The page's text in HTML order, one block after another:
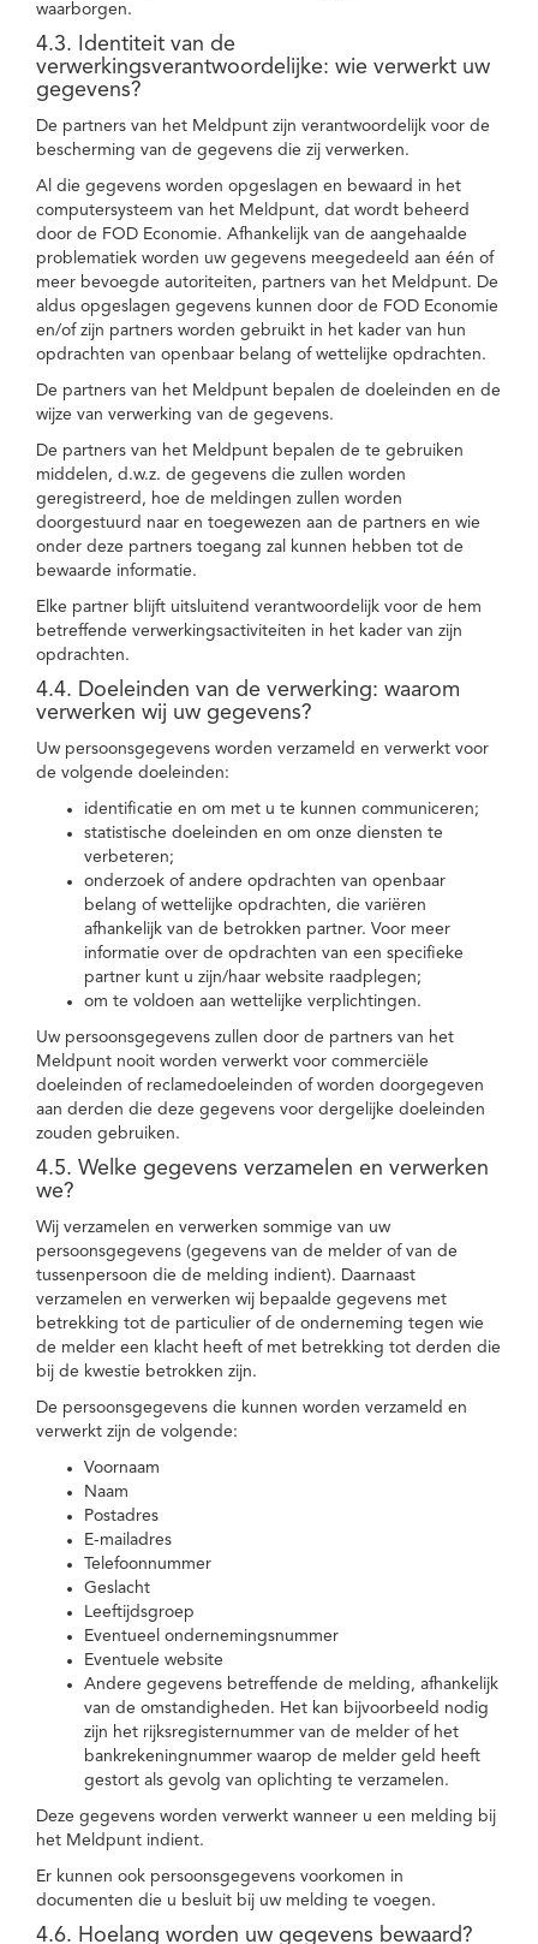
waarborgen.
4.3. Identiteit van de
verwerkingsverantwoordelijke: wie verwerkt uw
gegevens?
De partners van het Meldpunt zijn verantwoordelijk voor de
bescherming van de gegevens die zij verwerken.
Al die gegevens worden opgeslagen en bewaard in het
computersysteem van het Meldpunt, dat wordt beheerd
door de FOD Economie. Afhankelijk van de aangehaalde
problematiek worden uw gegevens meegedeeld aan één of
meer bevoegde autoriteiten, partners van het Meldpunt. De
aldus opgeslagen gegevens kunnen door de FOD Economie
en/of zijn partners worden gebruikt in het kader van hun
opdrachten van openbaar belang of wettelijke opdrachten.
De partners van het Meldpunt bepalen de doeleinden en de
wijze van verwerking van de gegevens.
De partners van het Meldpunt bepalen de te gebruiken
middelen, d.w.z. de gegevens die zullen worden
geregistreerd, hoe de meldingen zullen worden
doorgestuurd naar en toegewezen aan de partners en wie
onder deze partners toegang zal kunnen hebben tot de
bewaarde informatie.
Elke partner blijft uitsluitend verantwoordelijk voor de hem
betreffende verwerkingsactiviteiten in het kader van zijn
opdrachten.
4.4. Doeleinden van de verwerking: waarom
verwerken wij uw gegevens?
Uw persoonsgegevens worden verzameld en verwerkt voor
de volgende doeleinden:
identificatie en om met u te kunnen communiceren;
statistische doeleinden en om onze diensten te
verbeteren;
onderzoek of andere opdrachten van openbaar
belang of wettelijke opdrachten, die variëren
afhankelijk van de betrokken partner. Voor meer
informatie over de opdrachten van een specifieke
partner kunt u zijn/haar website raadplegen;
om te voldoen aan wettelijke verplichtingen.
Uw persoonsgegevens zullen door de partners van het
Meldpunt nooit worden verwerkt voor commerciële
doeleinden of reclamedoeleinden of worden doorgegeven
aan derden die deze gegevens voor dergelijke doeleinden
zouden gebruiken.
4.5. Welke gegevens verzamelen en verwerken
we?
Wij verzamelen en verwerken sommige van uw
persoonsgegevens (gegevens van de melder of van de
tussenpersoon die de melding indient). Daarnaast
verzamelen en verwerken wij bepaalde gegevens met
betrekking tot de particulier of de onderneming tegen wie
de melder een klacht heeft of met betrekking tot derden die
bij de kwestie betrokken zijn.
De persoonsgegevens die kunnen worden verzameld en
verwerkt zijn de volgende:
Voornaam
Naam
Postadres
E-mailadres
Telefoonnummer
Geslacht
Leeftijdsgroep
Eventueel ondernemingsnummer
Eventuele website
Andere gegevens betreffende de melding, afhankelijk
van de omstandigheden. Het kan bijvoorbeeld nodig
zijn het rijksregisternummer van de melder of het
bankrekeningnummer waarop de melder geld heeft
gestort als gevolg van oplichting te verzamelen.
Deze gegevens worden verwerkt wanneer u een melding bij
het Meldpunt indient.
Er kunnen ook persoonsgegevens voorkomen in
documenten die u besluit bij uw melding te voegen.
4.6. Hoelang worden uw gegevens bewaard?